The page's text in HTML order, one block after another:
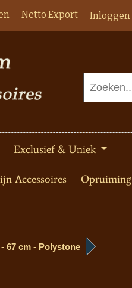
Inloggen
Netto Export
Exclusief & Uniek
Accessoires Opruiming
67 cm - Polystone